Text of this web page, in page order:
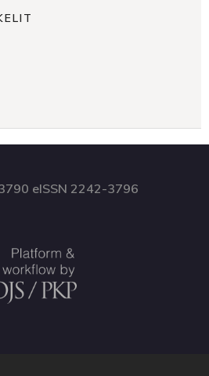
eISSN 2242-3796